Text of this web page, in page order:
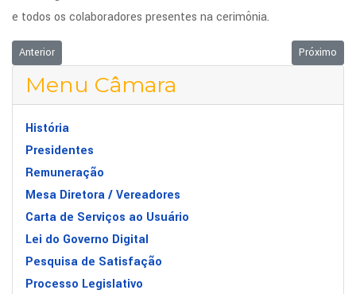
e todos os colaboradores presentes na cerimônia.
Artigo anterior: Vereadores conquistam emenda de R$300 mil para a
Anterior Próximo
Próximo
Menu Câmara
História
Presidentes
Remuneração
Mesa Diretora / Vereadores
Carta de Serviços ao Usuário
Lei do Governo Digital
Pesquisa de Satisfação
Processo Legislativo